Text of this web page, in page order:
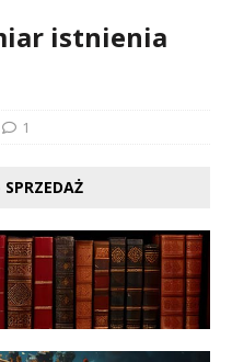
istnienia
1
SPRZEDAŻ